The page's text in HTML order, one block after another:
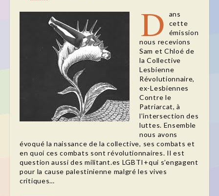
D
ans
cette
émission
nous recevions
Sam et Chloé de
la Collective
Lesbienne
Révolutionnaire,
ex-Lesbiennes
Contre le
Patriarcat, à
l’intersection des
luttes. Ensemble
nous avons
évoqué la naissance de la collective, ses combats et
en quoi ces combats sont révolutionnaires. Il est
question aussi des militant.es LGBTI+qui s’engagent
pour la cause palestinienne malgré les vives
critiques…